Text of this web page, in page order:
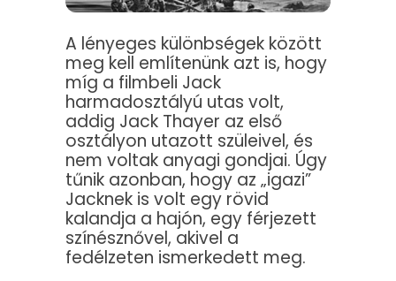
A lényeges különbségek között
meg kell említenünk azt is, hogy
míg a filmbeli Jack
harmadosztályú utas volt,
addig Jack Thayer az első
osztályon utazott szüleivel, és
nem voltak anyagi gondjai. Úgy
tűnik azonban, hogy az „igazi”
Jacknek is volt egy rövid
kalandja a hajón, egy férjezett
színésznővel, akivel a
fedélzeten ismerkedett meg.